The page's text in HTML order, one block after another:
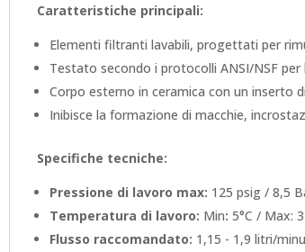
Caratteristiche principali:
Elementi filtranti lavabili, progettati per
Testato secondo i protocolli ANSI/NSF
Corpo esterno in ceramica con un
Inibisce la formazione di macchie,
Specifiche tecniche:
Pressione di lavoro max: 125 psig / 8,5
Temperatura di lavoro: Min: 5°C / Max:
Flusso raccomandato: 1,15 - 1,9 litri/